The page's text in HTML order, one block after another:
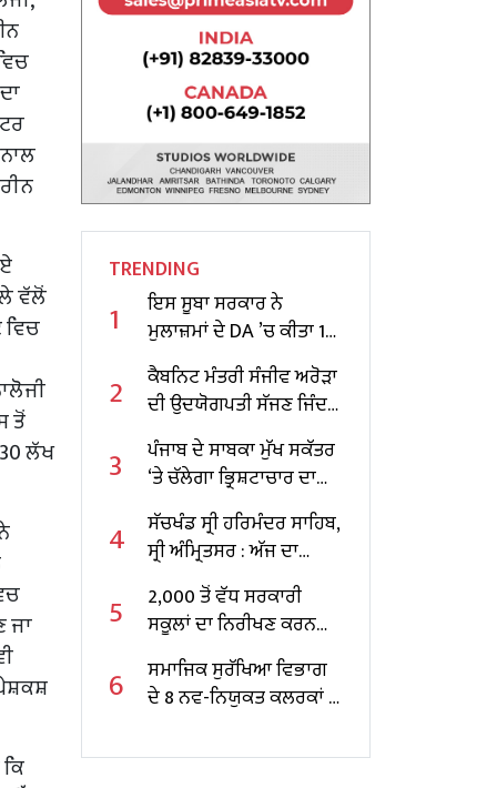
ਵੱਲੋਂ
ਤੋਂ
ਲੱਖ
ਜਾ
TRENDING
1
ਇਸ ਸੂਬਾ ਸਰਕਾਰ ਨੇ
ਮੁਲਾਜ਼ਮਾਂ ਦੇ DA ’ਚ ਕੀਤਾ 10
ਫੀਸਦੀ ਵਾਧਾ
2
ਕੈਬਨਿਟ ਮੰਤਰੀ ਸੰਜੀਵ ਅਰੋੜਾ
ਦੀ ਉਦਯੋਗਪਤੀ ਸੱਜਣ ਜਿੰਦਲ
ਨਾਲ ਮੁਲਾਕਾਤ; ਇਸਪਾਤ
ਖੇਤਰ ‘ਚ ₹1,500 ਕਰੋੜ ਨਿਵੇਸ਼
ਦਾ ਐਲਾਨ
3
ਪੰਜਾਬ ਦੇ ਸਾਬਕਾ ਮੁੱਖ ਸਕੱਤਰ
‘ਤੇ ਚੱਲੇਗਾ ਭ੍ਰਿਸ਼ਟਾਚਾਰ ਦਾ
ਕੇਸ, ਕੇਂਦਰ ਸਰਕਾਰ ਨੇ ਦਿੱਤੀ
ਪ੍ਰਵਾਨਗੀ
4
ਸੱਚਖੰਡ ਸ੍ਰੀ ਹਰਿਮੰਦਰ ਸਾਹਿਬ,
ਸ੍ਰੀ ਅੰਮ੍ਰਿਤਸਰ : ਅੱਜ ਦਾ
ਹੁਕਮਨਾਮਾ
5
2,000 ਤੋਂ ਵੱਧ ਸਰਕਾਰੀ
ਸਕੂਲਾਂ ਦਾ ਨਿਰੀਖਣ ਕਰਨ
ਵਾਲੇ ਪੰਜਾਬ ਦੇ ਪਹਿਲੇ
ਸਿੱਖਿਆ ਮੰਤਰੀ ਬਣੇ ਹਰਜੋਤ
ਸਿੰਘ ਬੈਂਸ
6
ਸਮਾਜਿਕ ਸੁਰੱਖਿਆ ਵਿਭਾਗ
ਦੇ 8 ਨਵ-ਨਿਯੁਕਤ ਕਲਰਕਾਂ ਨੂੰ